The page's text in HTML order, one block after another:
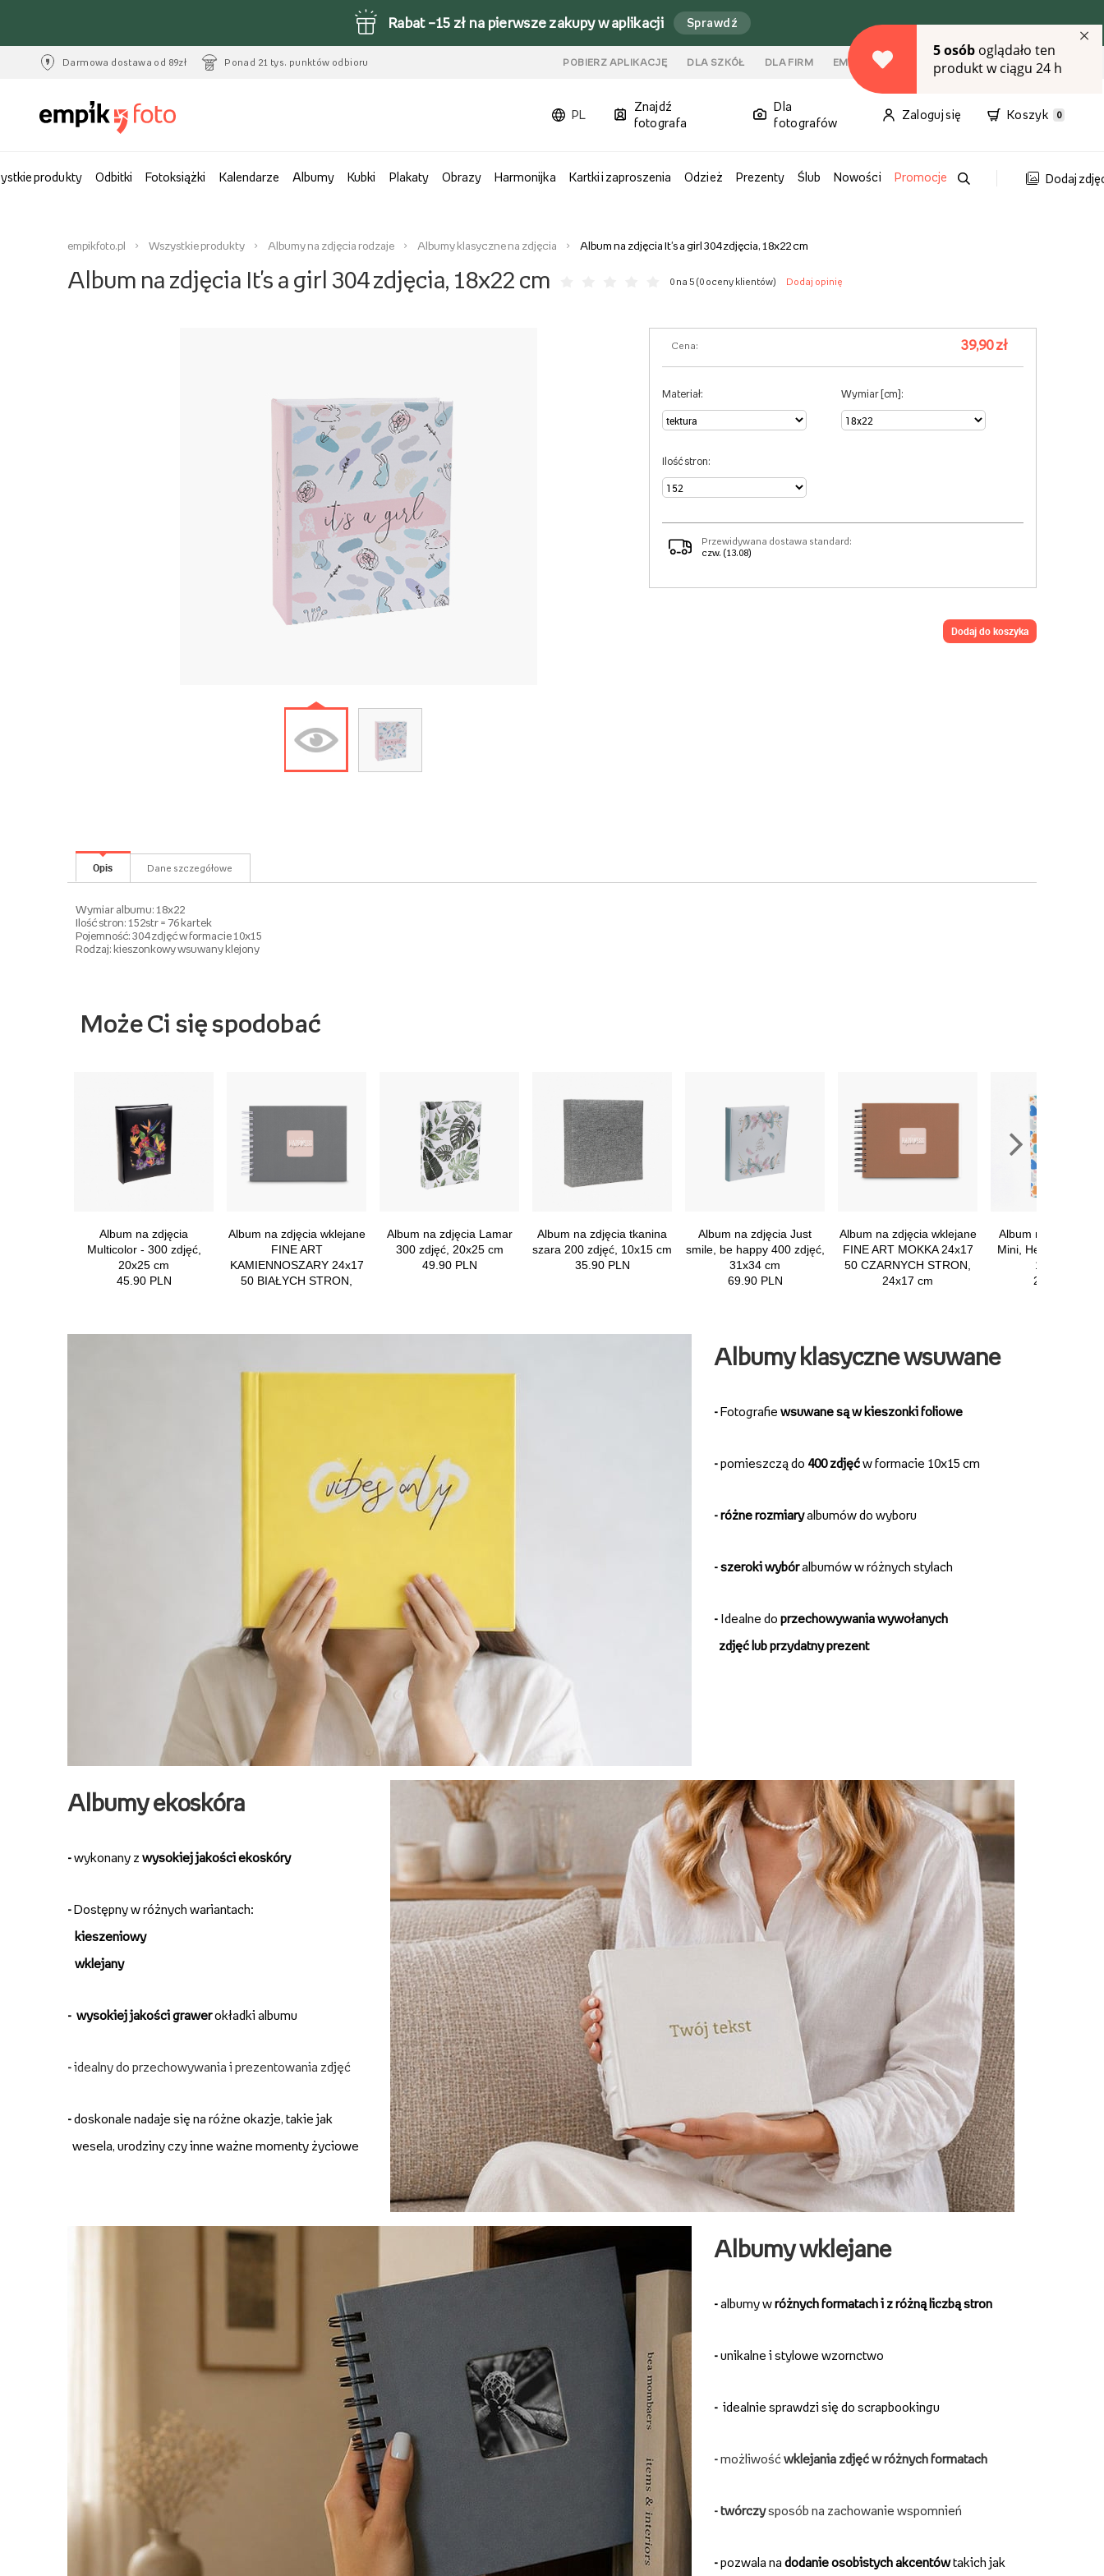
Rabat –15 zł na pierwsze zakupy w aplikacji Sprawdź
Darmowa dostawa od 89zł Ponad 21 tys. punktów odbioru POBIERZ APLIKACJĘ DLA SZKÓŁ DLA FIRM EMPIK PREMIUM FOTO KIOSK KONTAKT
PL
Znajdź
fotografa
Dla
fotografów
Zaloguj się Koszyk 0
produkty Odbitki Fotoksiążki Kalendarze Albumy Kubki Plakaty Obrazy Harmonijka Kartki i zaproszenia Odzież Prezenty Ślub Nowości Promocje Dodaj
empikfoto.pl Wszystkie produkty Albumy na zdjęcia rodzaje Albumy klasyczne na zdjęcia Album na zdjęcia It's a girl 304 zdjęcia, 18x22 cm
Album na zdjęcia It's a girl 304 zdjęcia, 18x22 cm 0 na 5 (0 oceny klientów) Dodaj opinię
Cena: 39,90 zł
Materiał: Wymiar [cm]:
Ilość stron:
Przewidywana dostawa standard:
czw. (13.08)
dodaj do koszyka
Opis Dane szczegółowe
Wymiar albumu: 18x22
Ilość stron: 152str = 76 kartek
Pojemność: 304 zdjęć w formacie 10x15
Rodzaj: kieszonkowy wsuwany klejony
Może Ci się spodobać
Albumy klasyczne wsuwane
-Fotografie wsuwane są w kieszonki foliowe
-pomieszczą do 400 zdjęćw formacie 10x15 cm
- różne rozmiaryalbumów do wyboru
- szeroki wybóralbumów w różnych stylach
-Idealne do przechowywania wywołanych
zdjęć lub przydatny prezent
Albumy ekoskóra
-wykonany z wysokiej jakości ekoskóry
-Dostępny w różnych wariantach:
kieszeniowy
wklejany
- wysokiej jakości grawerokładki albumu
-idealny do przechowywania i prezentowania zdjęć
-doskonale nadaje się na różne okazje, takie jak
wesela, urodziny czy inne ważne momenty życiowe
Albumy wklejane
-albumy wróżnych formatach i z różną liczbą stron
-unikalne i stylowe wzornctwo
- idealnie sprawdzi się do scrapbookingu
-możliwośćwklejania zdjęć w różnych formatach
- twórczysposób na zachowanie wspomnień
-pozwala na dodanie osobistych akcentówtakich jak